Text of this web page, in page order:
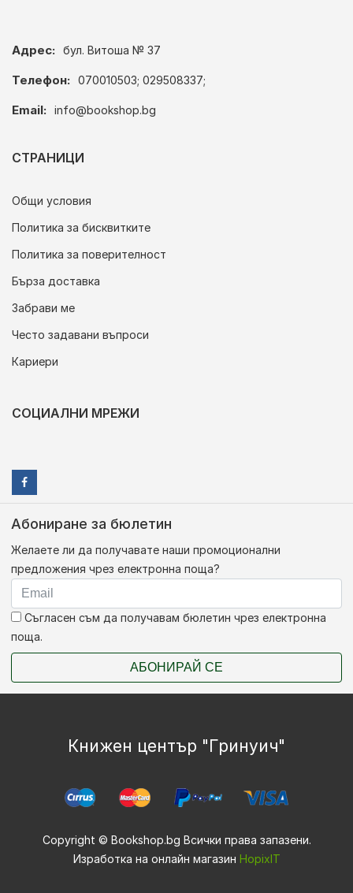
Адрес: бул. Витоша № 37
Телефон: 070010503; 029508337;
Email: info@bookshop.bg
СТРАНИЦИ
Общи условия
Политика за бисквитките
Политика за поверителност
Бърза доставка
Забрави ме
Често задавани въпроси
Кариери
СОЦИАЛНИ МРЕЖИ
Абониране за бюлетин
Желаете ли да получавате наши промоционални
предложения чрез електронна поща?
Съгласен съм да получавам бюлетин чрез електронна
поща.
АБОНИРАЙ СЕ
Книжен център "Гринуич"
Copyright © Bookshop.bg Всички права запазени.
Изработка на онлайн магазин HopixIT